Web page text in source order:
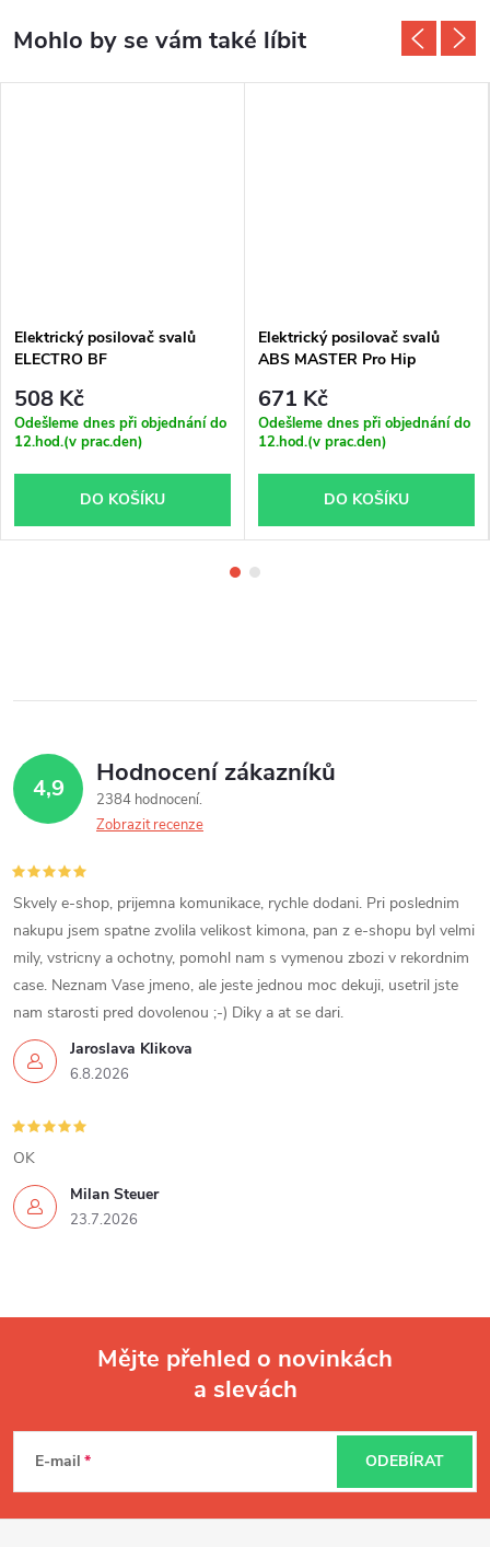
Elektrický posilovač svalů
ELECTRO BF
508 Kč
Odešleme dnes při objednání do
12.hod.(v prac.den)
DO KOŠÍKU
Elektrický posilovač svalů
ABS MASTER Pro Hip
671 Kč
Odešleme dnes při objednání do
12.hod.(v prac.den)
DO KOŠÍKU
4,9 Hodnocení zákazníků
2384 hodnocení
Zobrazit recenze
Jaroslava Klikova
6.8.2026
Skvely e-shop, prijemna komunikace, rychle dodani. Pri poslednim
nakupu jsem spatne zvolila velikost kimona, pan z e-shopu byl velmi
mily, vstricny a ochotny, pomohl nam s vymenou zbozi v rekordnim
case. Neznam Vase jmeno, ale jeste jednou moc dekuji, usetril jste
nam starosti pred dovolenou ;-) Diky a at se dari.
Milan Steuer
23.7.2026
OK
p
Mějte přehled o novinkách
a slevách
E-mail ODEBÍRAT